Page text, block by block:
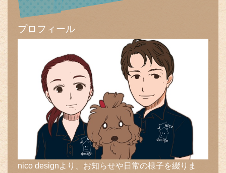
プロフィール
nico designより、お知らせや日常の様子を綴りま